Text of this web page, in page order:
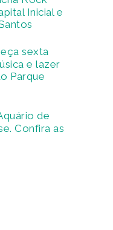
Inicial e
sexta
e lazer
Parque
de
Confira as